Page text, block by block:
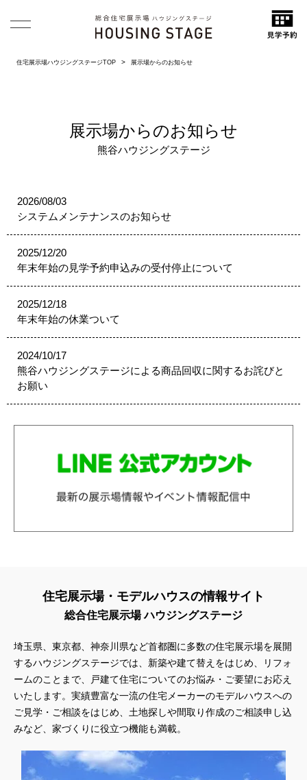
住宅展示場ハウジングステージTOP 展示場からのお知らせ
展示場からのお知らせ
熊谷ハウジングステージ
2026/08/03
システムメンテナンスのお知らせ
2025/12/20
年末年始の見学予約申込みの受付停止について
2025/12/18
年末年始の休業ついて
2024/10/17
熊谷ハウジングステージによる商品回収に関するお詫びと
お願い
住宅展示場・モデルハウスの情報サイト
総合住宅展示場 ハウジングステージ
埼玉県、東京都、神奈川県など首都圏に多数の住宅展示場を展開
するハウジングステージでは、新築や建て替えをはじめ、リフォ
ームのことまで、戸建て住宅についてのお悩み・ご要望にお応え
いたします。実績豊富な一流の住宅メーカーのモデルハウスへの
ご見学・ご相談をはじめ、土地探しや間取り作成のご相談申し込
みなど、家づくりに役立つ機能も満載。